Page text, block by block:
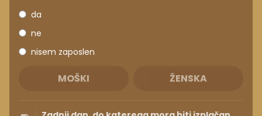
da
ne
nisem zaposlen
MOŠKI ŽENSKA